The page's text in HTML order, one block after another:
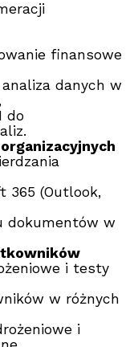
finansowe
danych w
do
365 (Outlook,
dokumentów w
i testy
w różnych
i